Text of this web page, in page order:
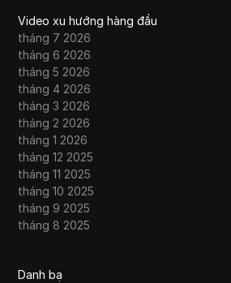
Video xu hướng hàng đầu
tháng 7 2026
tháng 6 2026
tháng 5 2026
tháng 4 2026
tháng 3 2026
tháng 2 2026
tháng 1 2026
tháng 12 2025
tháng 11 2025
tháng 10 2025
tháng 9 2025
tháng 8 2025
Danh bạ